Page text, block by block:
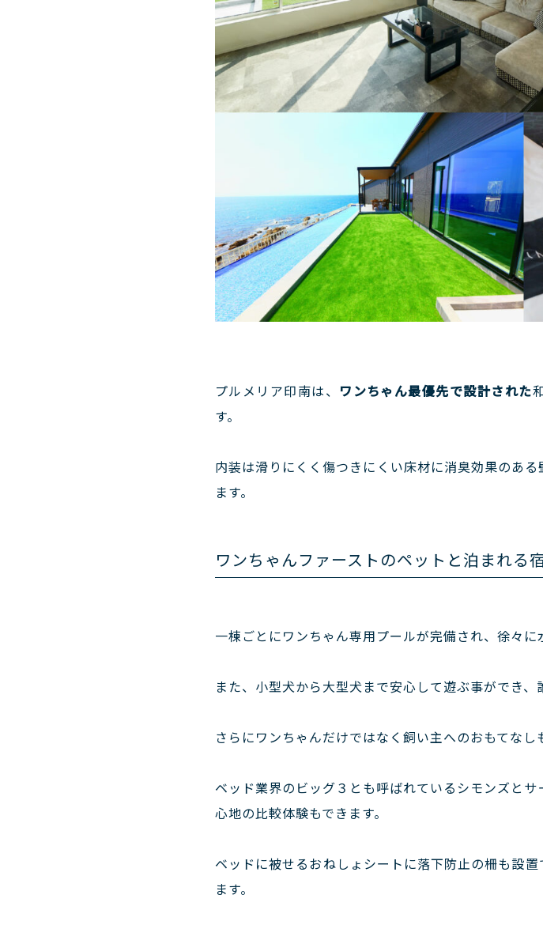
プルメリア印南は、 ワンちゃん最優先で設計された
す。
内装は滑りにくく傷つきにくい床材に消臭効果のあ
ます。
ワンちゃんファーストのペットと泊まれる
一棟ごとにワンちゃん専用プールが完備され、徐々に
また、小型犬から大型犬まで安心して遊ぶ事ができ、
さらにワンちゃんだけではなく飼い主へのおもてなし
ベッド業界のビッグ３とも呼ばれているシモンズと
心地の比較体験もできます。
ベッドに被せるおねしょシートに落下防止の柵も設
ます。